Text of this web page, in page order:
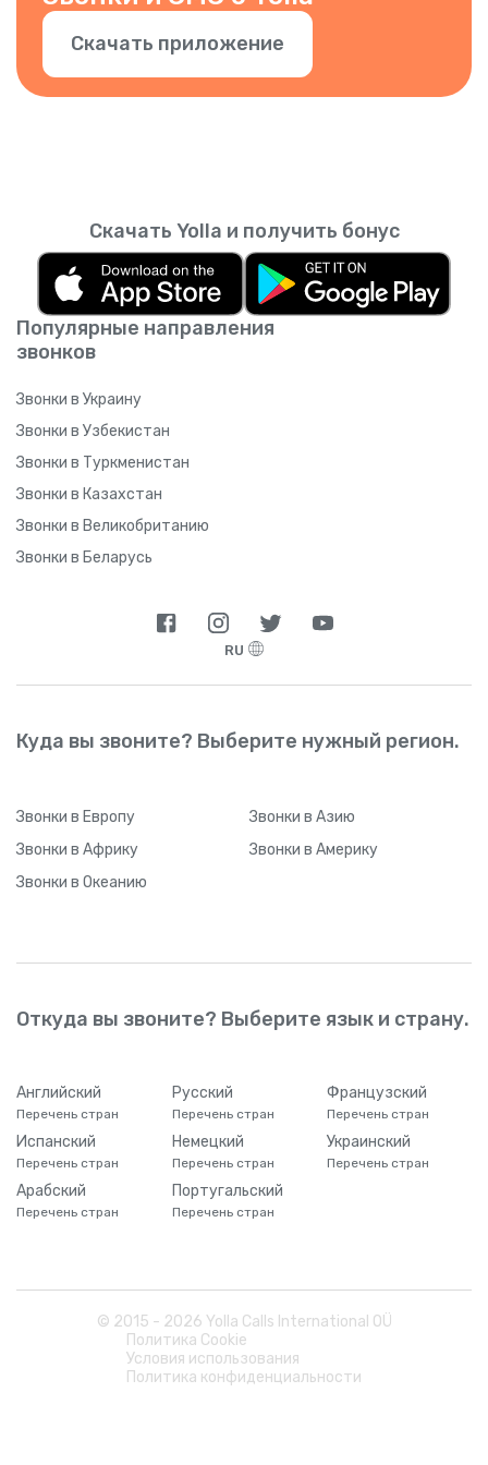
Скачать приложение
Популярные направления
звонков
Звонки в Украину
Звонки в Узбекистан
Звонки в Туркменистан
Звонки в Казахстан
Звонки в Великобританию
Звонки в Беларусь
Скачать Yolla и получить бонус
RU
Куда вы звоните? Выберите нужный регион.
Звонки в Европу Звонки в Азию
Звонки в Африку Звонки в Америку
Звонки в Океанию
Откуда вы звоните? Выберите язык и страну.
Английский
Перечень стран
Русский
Перечень стран
Французский
Перечень стран
Испанский
Перечень стран
Немецкий
Перечень стран
Украинский
Перечень стран
Арабский
Перечень стран
Португальский
Перечень стран
© 2015 - 2026 Yolla Calls International OÜ
Политика Cookie
Условия использования
Политика конфиденциальности